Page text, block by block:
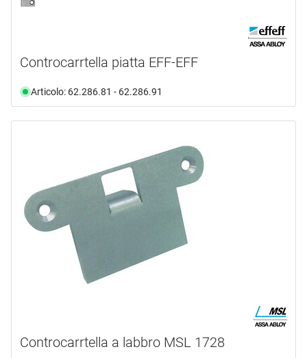
Controcarrtella piatta EFF-EFF
Articolo: 62.286.81 - 62.286.91
Controcarrtella a labbro MSL 1728